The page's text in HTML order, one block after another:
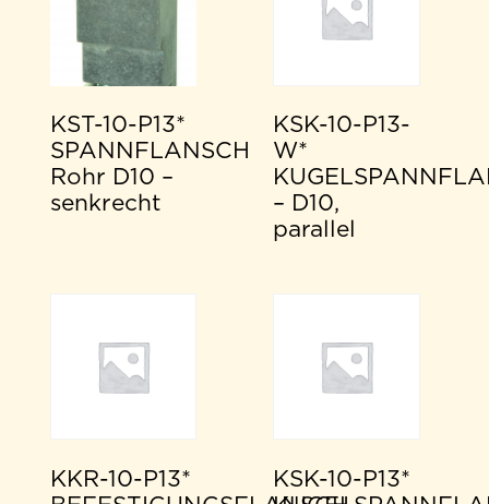
KST-10-P13*
SPANNFLANSCH
Rohr D10 –
senkrecht
KSK-10-P13-
W*
– D10,
parallel
KKR-10-P13*
KSK-10-P13*